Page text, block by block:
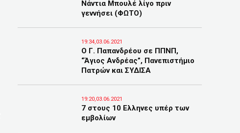
Νάντια Μπουλέ λίγο πριν
γεννήσει (ΦΩΤΟ)
19:34,03.06.2021
Ο Γ. Παπανδρέου σε ΠΠΝΠ,
“Άγιος Ανδρέας”, Πανεπιστήμιο
Πατρών και ΣΥΔΙΣΑ
19:20,03.06.2021
7 στους 10 Ελληνες υπέρ των
εμβολίων